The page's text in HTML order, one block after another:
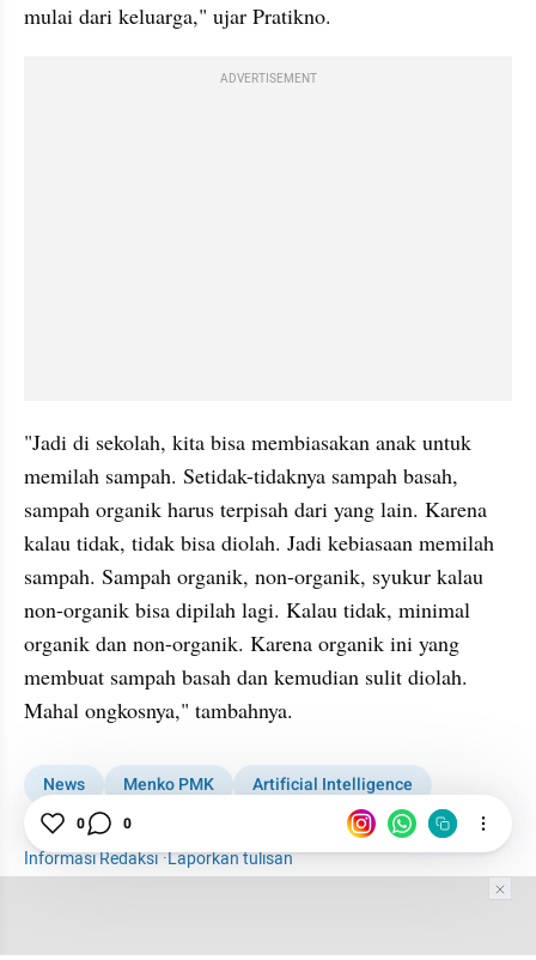
mulai dari keluarga," ujar Pratikno.
ADVERTISEMENT
"Jadi di sekolah, kita bisa membiasakan anak untuk
memilah sampah. Setidak-tidaknya sampah basah,
sampah organik harus terpisah dari yang lain. Karena
kalau tidak, tidak bisa diolah. Jadi kebiasaan memilah
sampah. Sampah organik, non-organik, syukur kalau
non-organik bisa dipilah lagi. Kalau tidak, minimal
organik dan non-organik. Karena organik ini yang
membuat sampah basah dan kemudian sulit diolah.
Mahal ongkosnya," tambahnya.
News Menko PMK
Artificial Intelligence
Krisis Iklim
Informasi Redaksi·Laporkan tulisan
0 0